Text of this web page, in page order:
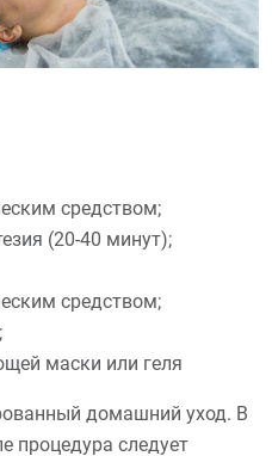
средством;
(20-40 минут);
средством;
маски или геля
домашний уход. В
процедура следует